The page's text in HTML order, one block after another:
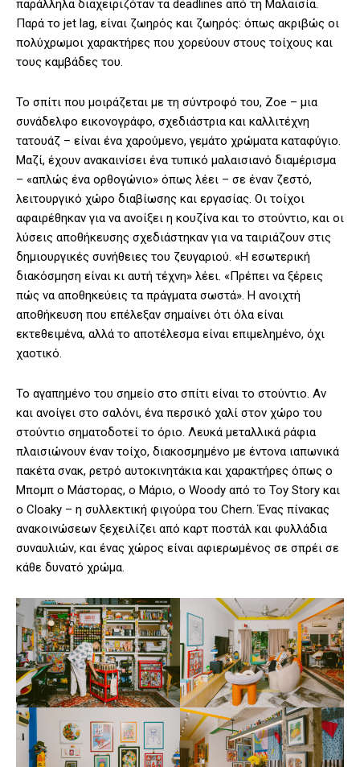
παράλληλα διαχειριζόταν τα deadlines από τη Μαλαισία.
Παρά το jet lag, είναι ζωηρός και ζωηρός: όπως ακριβώς οι
πολύχρωμοι χαρακτήρες που χορεύουν στους τοίχους και
τους καμβάδες του.
Το σπίτι που μοιράζεται με τη σύντροφό του, Zoe – μια
συνάδελφο εικονογράφο, σχεδιάστρια και καλλιτέχνη
τατουάζ – είναι ένα χαρούμενο, γεμάτο χρώματα καταφύγιο.
Μαζί, έχουν ανακαινίσει ένα τυπικό μαλαισιανό διαμέρισμα
– «απλώς ένα ορθογώνιο» όπως λέει – σε έναν ζεστό,
λειτουργικό χώρο διαβίωσης και εργασίας. Οι τοίχοι
αφαιρέθηκαν για να ανοίξει η κουζίνα και το στούντιο, και οι
λύσεις αποθήκευσης σχεδιάστηκαν για να ταιριάζουν στις
δημιουργικές συνήθειες του ζευγαριού. «Η εσωτερική
διακόσμηση είναι κι αυτή τέχνη» λέει. «Πρέπει να ξέρεις
πώς να αποθηκεύεις τα πράγματα σωστά». Η ανοιχτή
αποθήκευση που επέλεξαν σημαίνει ότι όλα είναι
εκτεθειμένα, αλλά το αποτέλεσμα είναι επιμελημένο, όχι
χαοτικό.
Το αγαπημένο του σημείο στο σπίτι είναι το στούντιο. Αν
και ανοίγει στο σαλόνι, ένα περσικό χαλί στον χώρο του
στούντιο σηματοδοτεί το όριο. Λευκά μεταλλικά ράφια
πλαισιώνουν έναν τοίχο, διακοσμημένο με έντονα ιαπωνικά
πακέτα σνακ, ρετρό αυτοκινητάκια και χαρακτήρες όπως ο
Μπομπ ο Μάστορας, ο Μάριο, ο Woody από το Toy Story και
ο Cloaky – η συλλεκτική φιγούρα του Chern. Ένας πίνακας
ανακοινώσεων ξεχειλίζει από καρτ ποστάλ και φυλλάδια
συναυλιών, και ένας χώρος είναι αφιερωμένος σε σπρέι σε
κάθε δυνατό χρώμα.